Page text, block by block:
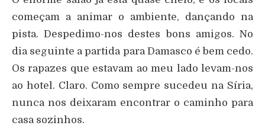
começam a animar o ambiente, dançando na
pista. Despedimo-nos destes bons amigos. No
dia seguinte a partida para Damasco é bem cedo.
Os rapazes que estavam ao meu lado levam-nos
ao hotel. Claro. Como sempre sucedeu na Síria,
nunca nos deixaram encontrar o caminho para
casa sozinhos.